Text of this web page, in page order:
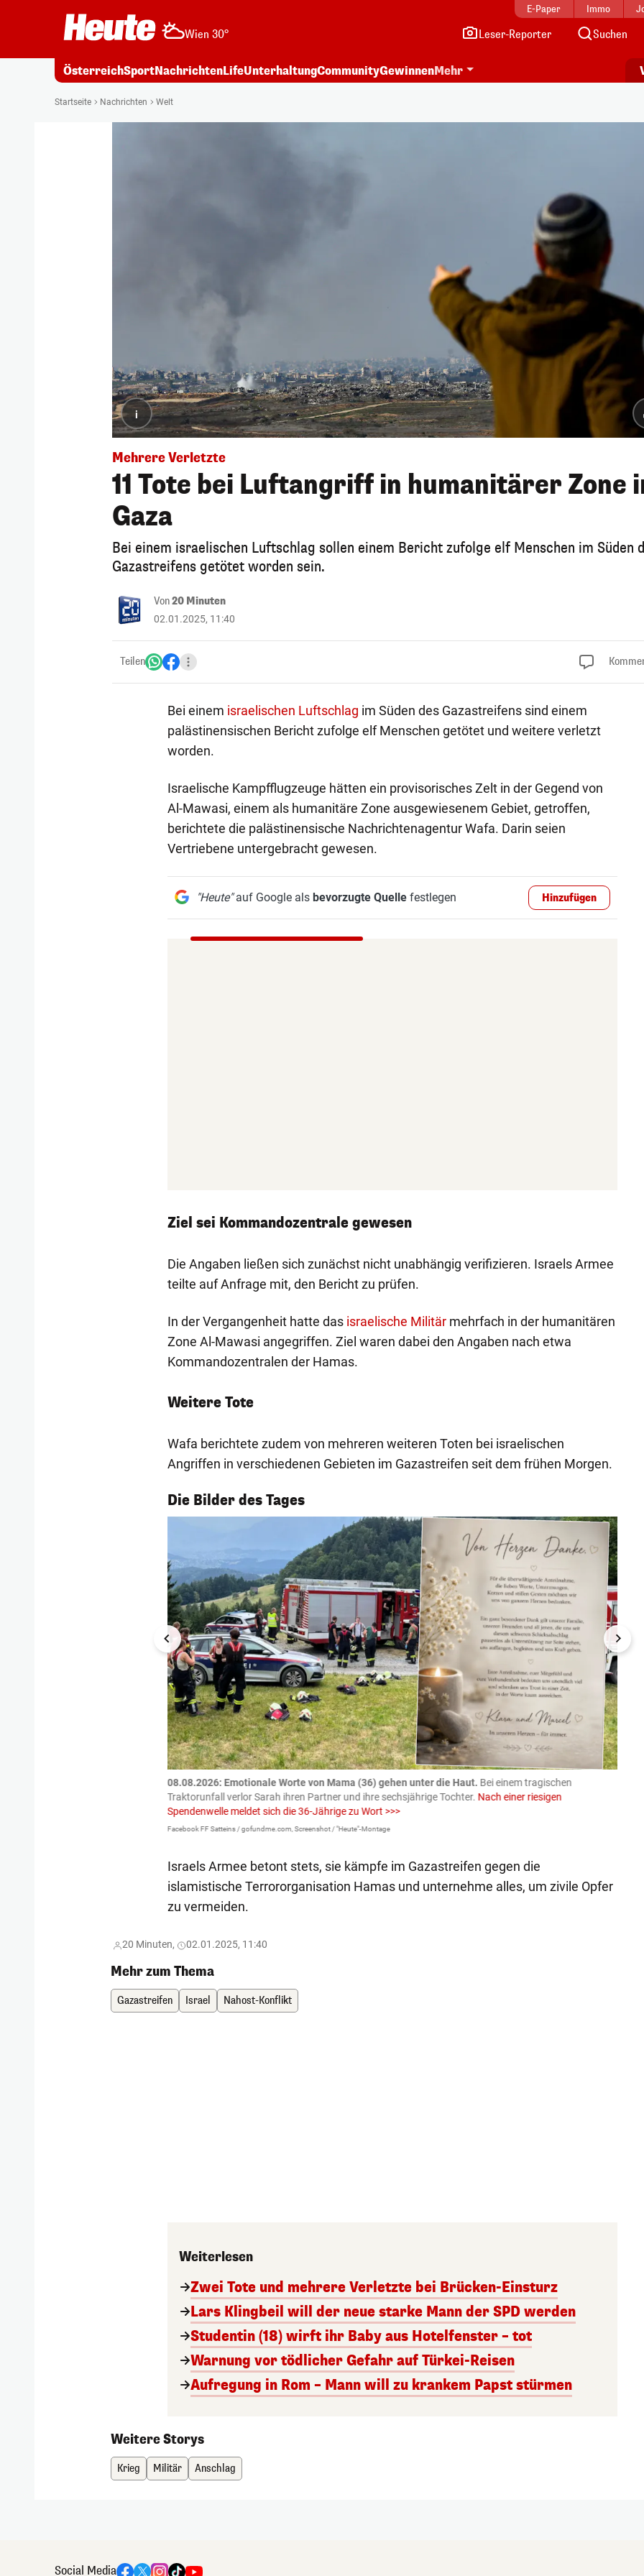
E-Paper Immo
Wien 30° Leser-Reporter Suchen
ÖsterreichSportNachrichtenLifeUnterhaltungCommunityGewinnenMehr
Startseite Nachrichten Welt
i
Mehrere Verletzte
11 Tote bei Luftangriff in humanitärer Zone
Gaza
Bei einem israelischen Luftschlag sollen einem Bericht zufolge elf Menschen im Süden
Gazastreifens getötet worden sein.
Von20 Minuten
02.01.2025, 11:40
Teilen
Bei einem israelischen Luftschlag im Süden des Gazastreifens sind einem
palästinensischen Bericht zufolge elf Menschen getötet und weitere verletzt
worden.
Israelische Kampfflugzeuge hätten ein provisorisches Zelt in der Gegend von
Al-Mawasi, einem als humanitäre Zone ausgewiesenem Gebiet, getroffen,
berichtete die palästinensische Nachrichtenagentur Wafa. Darin seien
Vertriebene untergebracht gewesen.
"Heute"auf Google als bevorzugte Quellefestlegen Hinzufügen
Ziel sei Kommandozentrale gewesen
Die Angaben ließen sich zunächst nicht unabhängig verifizieren. Israels Armee
teilte auf Anfrage mit, den Bericht zu prüfen.
In der Vergangenheit hatte das israelische Militärmehrfach in der humanitären
Zone Al-Mawasi angegriffen. Ziel waren dabei den Angaben nach etwa
Kommandozentralen der Hamas.
Weitere Tote
Wafa berichtete zudem von mehreren weiteren Toten bei israelischen
Angriffen in verschiedenen Gebieten im Gazastreifen seit dem frühen Morgen.
Die Bilder des Tages
1/56
08.08.2026: Emotionale Worte von Mama (36) gehen unter die Haut. Bei einem tragischen
Traktorunfall verlor Sarah ihren Partner und ihre sechsjährige Tochter. Nach einer riesigen
Spendenwelle meldet sich die 36-Jährige zu Wort >>>
Facebook FF Satteins / gofundme.com, Screenshot / "Heute"-Montage
Israels Armee betont stets, sie kämpfe im Gazastreifen gegen die
islamistische Terrororganisation Hamas und unternehme alles, um zivile Opfer
zu vermeiden.
20 Minuten, 02.01.2025, 11:40
Mehr zum Thema
Gazastreifen Israel Nahost-Konflikt
Weiterlesen
Zwei Tote und mehrere Verletzte bei Brücken-Einsturz
Lars Klingbeil will der neue starke Mann der SPD werden
Studentin (18) wirft ihr Baby aus Hotelfenster – tot
Warnung vor tödlicher Gefahr auf Türkei-Reisen
Aufregung in Rom – Mann will zu krankem Papst stürmen
Weitere Storys
Krieg Militär Anschlag
Social Media